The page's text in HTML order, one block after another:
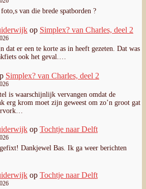
van die brede spatborden ?
op Simplex? van Charles, deel 2
dat er een te korte as in heeft gezeten. Dat was
ook het geval.…
Simplex? van Charles, deel 2
is waarschijnlijk vervangen omdat de
erg krom moet zijn geweest om zo’n groot gat
op Tochtje naar Delft
Dankjewel Bas. Ik ga weer berichten
op Tochtje naar Delft